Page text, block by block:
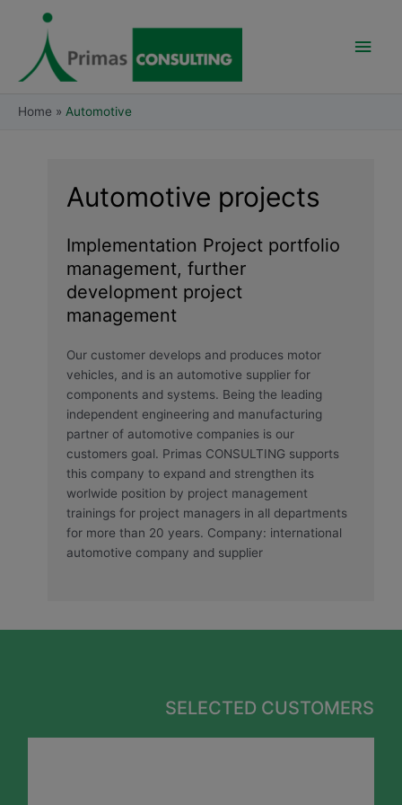
content
Home Automotive
Automotive projects
Implementation Project portfolio
management, further
development project
management
Our customer develops and produces motor
vehicles, and is an automotive supplier for
components and systems. Being the leading
independent engineering and manufacturing
partner of automotive companies is our
customers goal. Primas CONSULTING supports
this company to expand and strengthen its
worlwide position by project management
trainings for project managers in all departments
for more than 20 years. Company: international
automotive company and supplier
SELECTED CUSTOMERS